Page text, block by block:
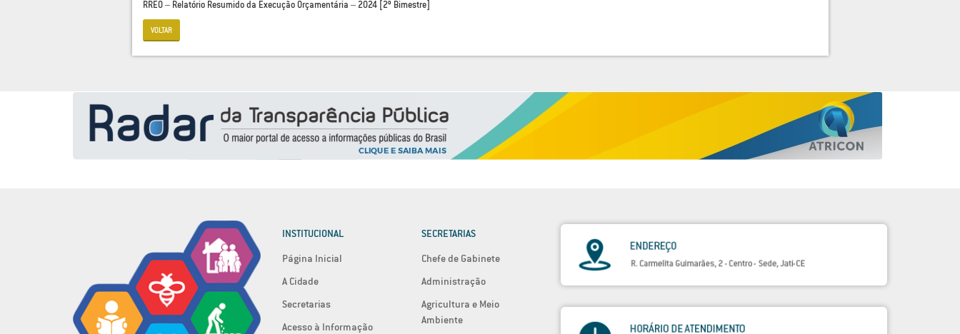
RREO – Relatório Resumido da Execução Orçamentária – 2024 [2º Bimestre]
VOLTAR
INSTITUCIONAL
Página Inicial
A Cidade
Secretarias
Acesso à Informação
SECRETARIAS
Chefe de Gabinete
Administração
Agricultura e Meio
Ambiente